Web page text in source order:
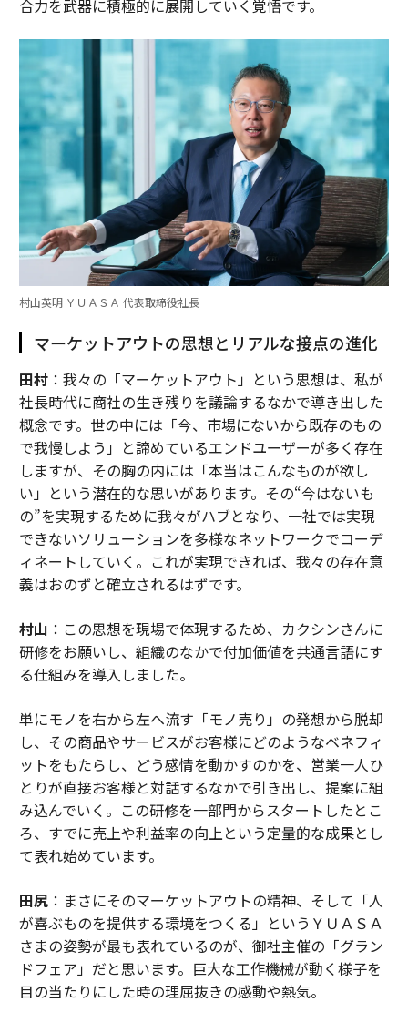
合力を武器に積極的に展開していく覚悟です。
村山英明 ＹＵＡＳＡ 代表取締役社長
マーケットアウトの思想とリアルな接点の進化
田村：我々の「マーケットアウト」という思想は、私が
社長時代に商社の生き残りを議論するなかで導き出した
概念です。世の中には「今、市場にないから既存のもの
で我慢しよう」と諦めているエンドユーザーが多く存在
しますが、その胸の内には「本当はこんなものが欲し
い」という潜在的な思いがあります。その“今はないも
の”を実現するために我々がハブとなり、一社では実現
できないソリューションを多様なネットワークでコーデ
ィネートしていく。これが実現できれば、我々の存在意
義はおのずと確立されるはずです。
村山 ：この思想を現場で体現するため、カクシンさんに
研修をお願いし、組織のなかで付加価値を共通言語にす
る仕組みを導入しました。
単にモノを右から左へ流す「モノ売り」の発想から脱却
し、その商品やサービスがお客様にどのようなベネフィ
ットをもたらし、どう感情を動かすのかを、営業一人ひ
とりが直接お客様と対話するなかで引き出し、提案に組
み込んでいく。この研修を一部門からスタートしたとこ
ろ、すでに売上や利益率の向上という定量的な成果とし
て表れ始めています。
田尻：まさにそのマーケットアウトの精神、そして「人
が喜ぶものを提供する環境をつくる」というＹＵＡＳＡ
さまの姿勢が最も表れているのが、御社主催の「グラン
ドフェア」だと思います。巨大な工作機械が動く様子を
目の当たりにした時の理屈抜きの感動や熱気。